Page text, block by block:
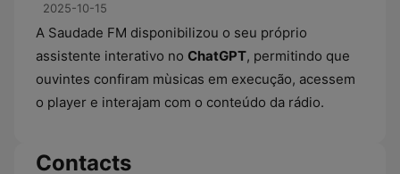
2025-10-15
A Saudade FM disponibilizou o seu próprio
assistente interativo no ChatGPT, permitindo que
ouvintes confiram mùsicas em execução, acessem
o player e interajam com o conteúdo da rádio.
Contacts